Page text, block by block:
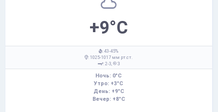
+9°C
: 43-45%
: 1025-1017 мм рт.ст.
: 2-3,
З
Ночь: 0°C
Утро: +3°C
День: +9°C
Вечер: +8°C